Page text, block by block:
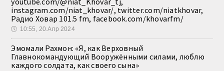
instagram.com/niat_khovar/, twitter.com/niatkhovar,
Радио Ховар 101.5 fm, facebook.com/khovarfm/
🕔 10:55, 20.Апр 2024
Эмомали Рахмон: «Я, как Верховный
Главнокомандующий Вооружёнными силами, люблю
каждого солдата, как своего сына»